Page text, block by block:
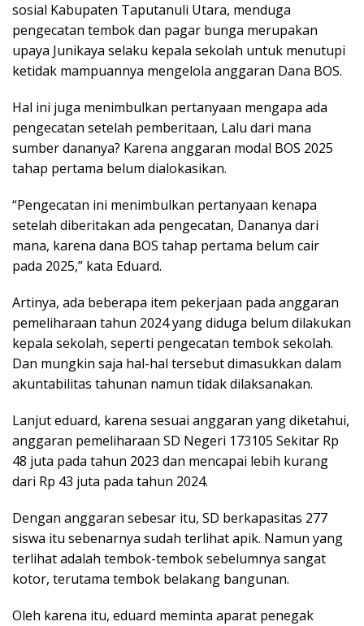
sosial Kabupaten Taputanuli Utara, menduga
pengecatan tembok dan pagar bunga merupakan
upaya Junikaya selaku kepala sekolah untuk menutupi
ketidak mampuannya mengelola anggaran Dana BOS.
Hal ini juga menimbulkan pertanyaan mengapa ada
pengecatan setelah pemberitaan, Lalu dari mana
sumber dananya? Karena anggaran modal BOS 2025
tahap pertama belum dialokasikan.
“Pengecatan ini menimbulkan pertanyaan kenapa
setelah diberitakan ada pengecatan, Dananya dari
mana, karena dana BOS tahap pertama belum cair
pada 2025,” kata Eduard.
Artinya, ada beberapa item pekerjaan pada anggaran
pemeliharaan tahun 2024 yang diduga belum dilakukan
kepala sekolah, seperti pengecatan tembok sekolah.
Dan mungkin saja hal-hal tersebut dimasukkan dalam
akuntabilitas tahunan namun tidak dilaksanakan.
Lanjut eduard, karena sesuai anggaran yang diketahui,
anggaran pemeliharaan SD Negeri 173105 Sekitar Rp
48 juta pada tahun 2023 dan mencapai lebih kurang
dari Rp 43 juta pada tahun 2024.
Dengan anggaran sebesar itu, SD berkapasitas 277
siswa itu sebenarnya sudah terlihat apik. Namun yang
terlihat adalah tembok-tembok sebelumnya sangat
kotor, terutama tembok belakang bangunan.
Oleh karena itu, eduard meminta aparat penegak